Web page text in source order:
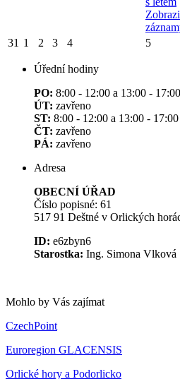
31 1 2 3 4 5
Úřední hodiny
PO: 8:00 - 12:00 a 13:00 - 17:00
ÚT: zavřeno
ST: 8:00 - 12:00 a 13:00 - 17:00
ČT: zavřeno
PÁ: zavřeno
Adresa
OBECNÍ ÚŘAD
Číslo popisné: 61
517 91 Deštné v Orlických
ID: e6zbyn6
Starostka: Ing. Simona Vlková
Mohlo by Vás zajímat
CzechPoint
Euroregion GLACENSIS
Orlické hory a Podorlicko